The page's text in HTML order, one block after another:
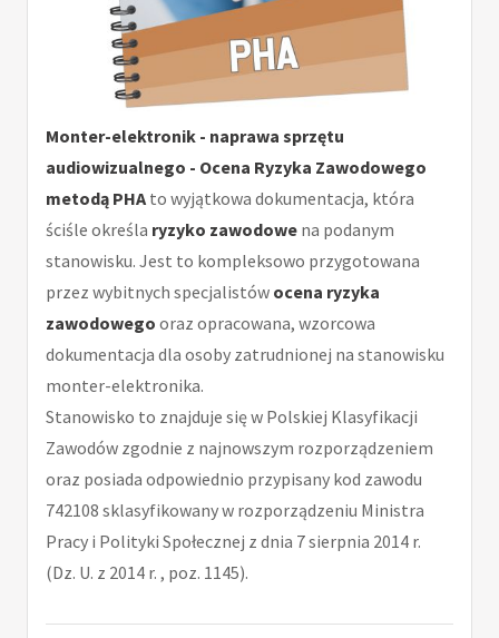
Monter-elektronik - naprawa sprzętu
audiowizualnego - Ocena Ryzyka Zawodowego
metodą PHA to wyjątkowa dokumentacja, która
ściśle określa ryzyko zawodowe na podanym
stanowisku. Jest to kompleksowo przygotowana
przez wybitnych specjalistów ocena ryzyka
zawodowego oraz opracowana, wzorcowa
dokumentacja dla osoby zatrudnionej na stanowisku
monter-elektronika.
Stanowisko to znajduje się w Polskiej Klasyfikacji
Zawodów zgodnie z najnowszym rozporządzeniem
oraz posiada odpowiednio przypisany kod zawodu
742108 sklasyfikowany w rozporządzeniu Ministra
Pracy i Polityki Społecznej z dnia 7 sierpnia 2014 r.
(Dz. U. z 2014 r. , poz. 1145).